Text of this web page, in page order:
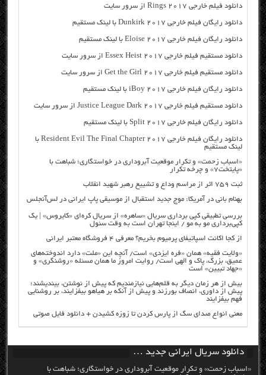
دانلود فیلم خارجی Rings 2017 از سرور سایت
دانلود رایگان فیلم خارجی Dunkirk 2017 با لینک مستقیم
دانلود رایگان فیلم خارجی Eloise 2017 با لینک مستقیم
دانلود مستقیم فیلم خارجی Essex Heist 2017 از سرور سایت
دانلود مستقیم فیلم خارجی Get the Girl 2017 از سرور سایت
دانلود رایگان فیلم خارجی iBoy 2017 با لینک مستقیم
دانلود مستقیم فیلم خارجی Justice League Dark 2017 از سرور سایت
دانلود رایگان فیلم خارجی Split 2017 با لینک مستقیم
دانلود رایگان فیلم خارجی Resident Evil The Final Chapter 2017 با
لینک مستقیم
«اسباب زحمت» و تکرار موقعیت آبروداری در خواستگاری؛ شباهت با
«پایتخت۷» و چرخه تکرار
ثبت ۷۵۹ اثر از مراسم وداع و تشییع رهبر شهید انقلاب
بهنام بانی در آمریکا: موج جدید استقبال از موسیقی پاپ ایرانی در لس‌آنجلس
بررسی تطبیقی کپی برداری سریال «ساهره» از سریال کره‌ای «کایروس» | یک
کپی‌برداری مو به مو / اینجا تهران است به وقت سئول
از کجا اکانت اسپاتیفای پرمیوم بخریم؟ معرفی ۴ فروشگاه معتبر ایرانی
«ولایت فقیه» همان «فره ایزدی» است/ آنچه این «ملت» دارد اندوخته‌های
عمیق، بزرگ، پاک و الهی است/ روایت امروز ما همان مسئله «روشنگری» و
«جهاد تبیین» است
بیش از هر زمان دیگر به قلم‌هایی نیازمندیم که پیش از نوشتن، بیندیشند؛
پیش از داوری، انصاف بورزند و پیش از آنکه بر هیاهو بیفزایند، بر روشنایی
فهم بیفزایند
معنی انواع صدای سگ از پارس کردن تا زوزه کشیدن + دانلود فایل صوتی
دانلود سریال ایرانی جدید …
«اسباب زحمت» و تکرار موقعیت آبروداری در خواستگاری؛ شباهت با